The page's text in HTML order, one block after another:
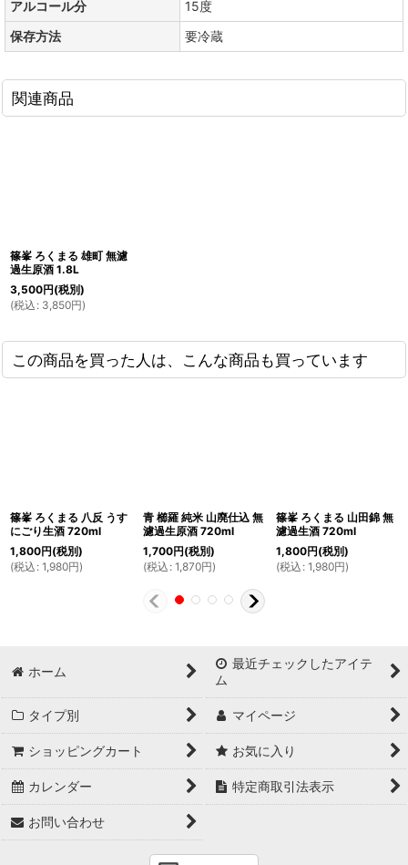
アルコール分
15度
保存方法
要冷蔵
関連商品
篠峯 ろくまる 雄町 無濾
過生原酒 1.8L
3,500円(税別)
(税込 : 3,850円)
この商品を買った人は、こんな商品も買っています
篠峯 ろくまる 八反 うす
にごり生酒 720ml
1,800円(税別)
(税込 : 1,980円)
青 櫛羅 純米 山廃仕込 無
濾過生原酒 720ml
1,700円(税別)
(税込 : 1,870円)
篠峯 ろくまる 山田錦 無
濾過生酒 720ml
1,800円(税別)
(税込 : 1,980円)
ホーム
最近チェックしたアイテ
ム
タイプ別 マイページ
ショッピングカート お気に入り
カレンダー 特定商取引法表示
お問い合わせ